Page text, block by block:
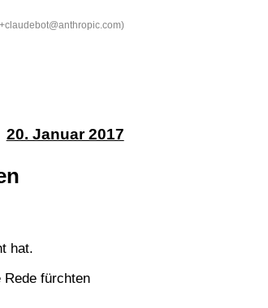
20. Januar 2017
hat.
fürchten